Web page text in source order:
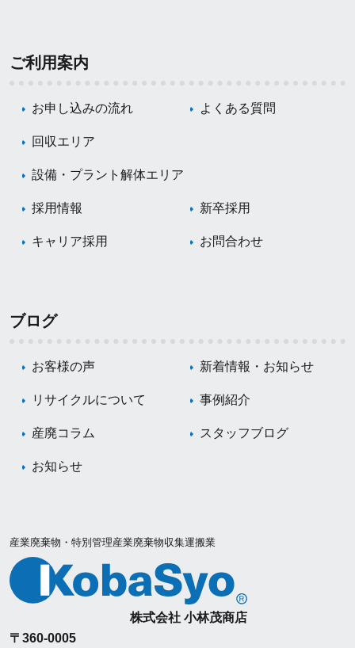
ご利用案内
お申し込みの流れ よくある質問
回収エリア
設備・プラント解体エリア
採用情報 新卒採用
キャリア採用 お問合わせ
ブログ
お客様の声 新着情報・お知らせ
リサイクルについて 事例紹介
産廃コラム スタッフブログ
お知らせ
産業廃棄物・特別管理産業廃棄物収集運搬業
株式会社 小林茂商店
〒360-0005